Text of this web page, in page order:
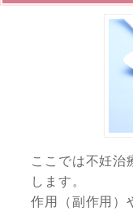
ここでは不妊治
します。
作用（副作用）